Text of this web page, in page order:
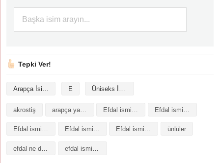
Tepki Ver!
Arapça İsimler E Üniseks İsimler
akrostiş arapça yazılışı
Efdal isminin baş harfleriyle şiir Efdal isminin kökeni Efdal isminin numerolojisi ünlüler